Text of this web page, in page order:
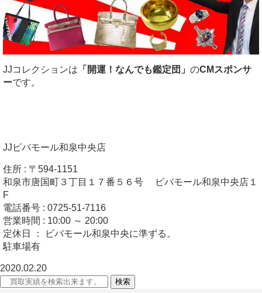
JJコレクションは 「開運！なんでも鑑定団」 のCMスポンサ
ーです。
JJビバモール和泉中央店
住所 : 〒594-1151
和泉市唐国町３丁目１７番５６号 ビバモール和泉中央店１
F
電話番号 : 0725-51-7116
営業時間 : 10:00 ～ 20:00
定休日 ： ビバモール和泉中央に準ずる。
駐車場有
2020.02.20